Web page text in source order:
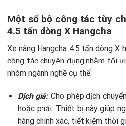
Một số bộ công tác tùy
4.5 tấn dòng X Hangcha
Xe nâng Hangcha 4.5 tấn dòng
công tác chuyên dụng nhằm tối
nhóm ngành nghề cụ thể:
Dịch giá: Cho phép dịch
hoặc phải. Thiết bị này giúp
hàng chính xác, tiết kiệm thời